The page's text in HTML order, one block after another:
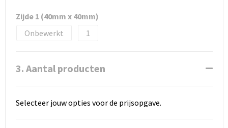
Zijde 1 (40mm x 40mm)
Onbewerkt
1
3. Aantal producten
Selecteer jouw opties voor de prijsopgave.